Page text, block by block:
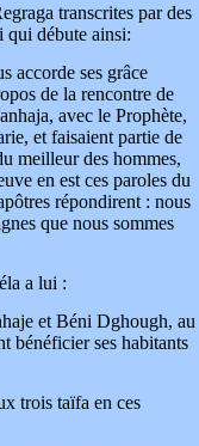
transcrites par des
débute ainsi:
accorde ses grâce
de la rencontre de
avec le Prophète,
et faisaient partie de
meilleur des hommes,
en est ces paroles du
répondirent : nous
que nous sommes
a lui :
et Béni Dghough, au
bénéficier ses habitants
trois taïfa en ces